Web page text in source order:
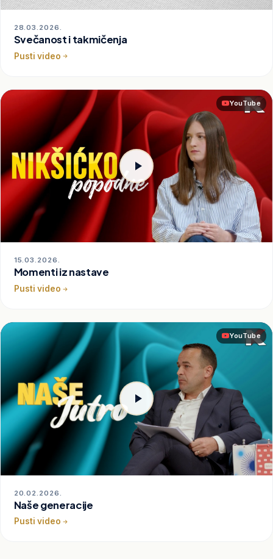
28.03.2026.
Svečanost i takmičenja
Pusti video
YouTube
15.03.2026.
Momenti iz nastave
Pusti video
YouTube
20.02.2026.
Naše generacije
Pusti video